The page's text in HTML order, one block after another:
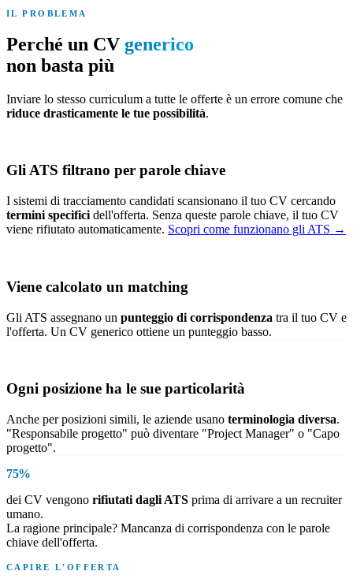
IL PROBLEMA
Perché un CV generico
non basta più
Inviare lo stesso curriculum a tutte le offerte è un errore comune che
riduce drasticamente le tue possibilità.
Gli ATS filtrano per parole chiave
I sistemi di tracciamento candidati scansionano il tuo CV cercando
termini specifici dell'offerta. Senza queste parole chiave, il tuo CV
viene rifiutato automaticamente. Scopri come funzionano gli ATS →
Viene calcolato un matching
Gli ATS assegnano un punteggio di corrispondenza tra il tuo CV e
l'offerta. Un CV generico ottiene un punteggio basso.
Ogni posizione ha le sue particolarità
Anche per posizioni simili, le aziende usano terminologia diversa.
"Responsabile progetto" può diventare "Project Manager" o "Capo
progetto".
75%
dei CV vengono rifiutati dagli ATS prima di arrivare a un recruiter
umano.
La ragione principale? Mancanza di corrispondenza con le parole
chiave dell'offerta.
CAPIRE L'OFFERTA